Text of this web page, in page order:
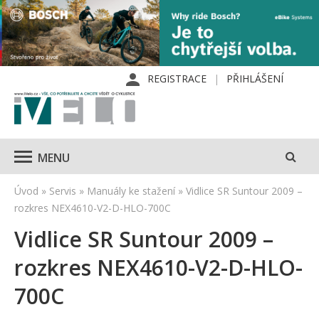
REGISTRACE PŘIHLÁŠENÍ
MENU
Úvod » Servis » Manuály ke stažení » Vidlice SR Suntour 2009 –
rozkres NEX4610-V2-D-HLO-700C
Vidlice SR Suntour 2009 –
rozkres NEX4610-V2-D-HLO-
700C